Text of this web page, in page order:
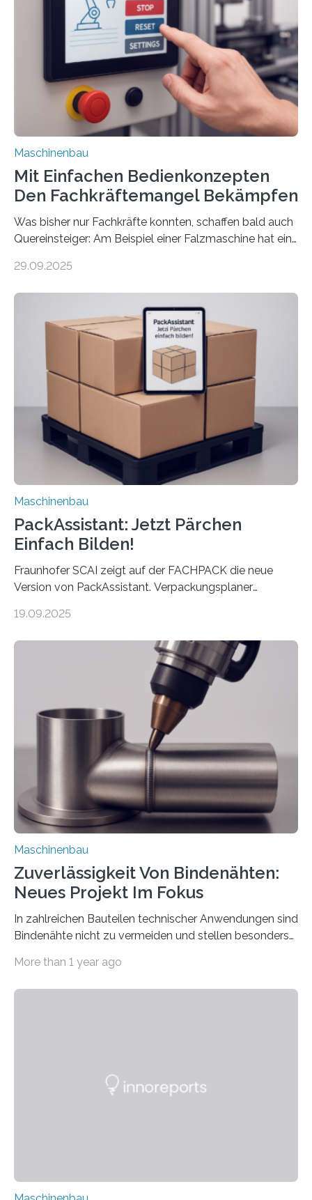
Maschinenbau
Mit Einfachen Bedienkonzepten
Den Fachkräftemangel Bekämpfen
Was bisher nur Fachkräfte konnten, schaffen bald auch
Quereinsteiger: Am Beispiel einer Falzmaschine hat ein
Mensch-Maschine-Schnittstelle so sehr vereinfacht,
Die zugrunde liegende Methodik lässt sich auf alle
anderen Maschinen übertragen. Eine Falzmaschine
umzurüsten ist ein Job für echte Profis. Eine solche
Maschine faltet in Druckereien Broschüren, Prospekte,
Landkarten und vieles mehr – mehrere Zehntausend
Exemplare pro Stunde. Je nach Maschinentyp und
Auftrag kann das Umrüsten…
29.09.2025
Maschinenbau
PackAssistant: Jetzt Pärchen
Einfach Bilden!
Fraunhofer SCAI zeigt auf der FACHPACK die neue
Version von PackAssistant. Verpackungsplaner
Automobil, Maschinenbau und in der Zulieferindustrie.
Teile als eine Einheit verpacken. Die Anordnung kann
der Benutzer vorgeben und erhält so mehr Kontrolle
über die Positionierung der Bauteile. Die ebenfalls neue
Automatisierungsschnittstelle dient dazu, die Software
besser in spezifische Unternehmensprozesse
einzubinden. Sankt Augustin – Zur Messe FACHPACK
vom 23. bis 25. September in Nürnberg…
19.09.2025
Maschinenbau
Zuverlässigkeit Von Bindenähten:
Neues Projekt Im Fokus
In zahlreichen Bauteilen technischer Anwendungen sind
Bindenähte nicht zu vermeiden und stellen besonders
Matrixmaterials eine große Herausforderung dar.
Durch den verstärkten Einsatz von Rezyklaten
More than 1 year ago